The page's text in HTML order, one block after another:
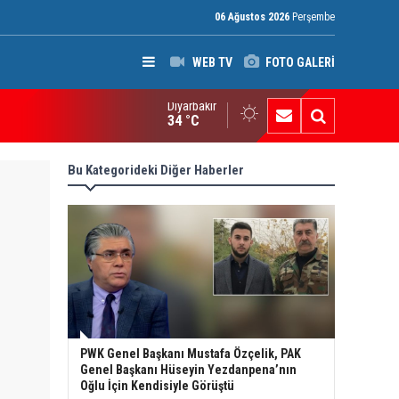
06 Ağustos 2026 Perşembe
WEB TV FOTO GALERİ
Pezeşkiyan gerilimi: Hamaney’den istifa uyarısı
Diyarbakır
34 °C
Bu Kategorideki Diğer Haberler
PWK Genel Başkanı Mustafa Özçelik, PAK
Genel Başkanı Hüseyin Yezdanpena’nın
Oğlu İçin Kendisiyle Görüştü